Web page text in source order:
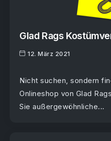
Glad Rags
12. März 2021
Nicht suchen, sondern
Onlineshop von Glad
Sie außergewöhnliche...